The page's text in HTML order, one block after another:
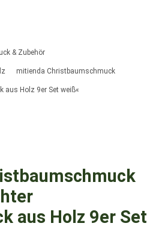
& Zubehör
mitienda Christbaumschmuck
aus Holz 9er Set weiß«
aus Holz 9er Set